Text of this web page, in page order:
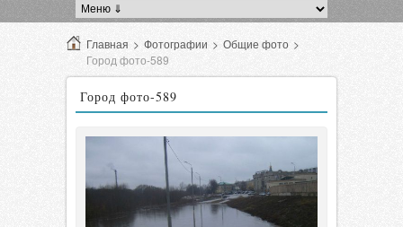
Главная > Фотографии > Общие фото >
Город фото-589
Город фото-589